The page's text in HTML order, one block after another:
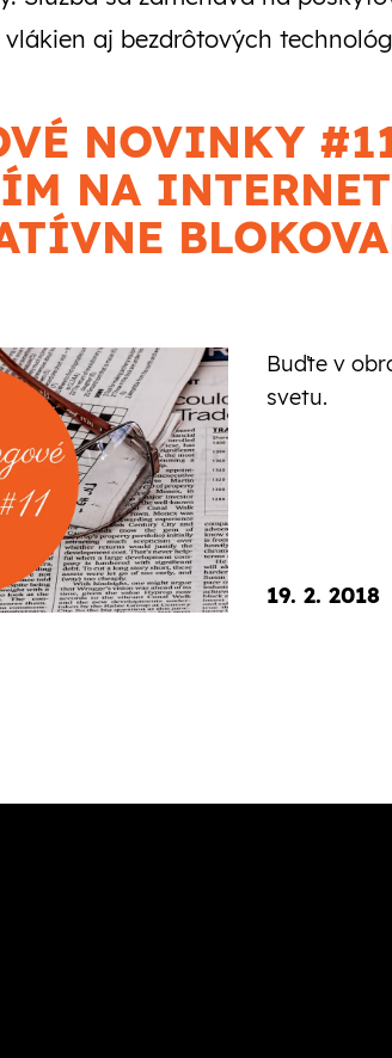
aj bezdrôtových
NOVINKY
NA
Buďte v
svetu.
19. 2. 2018